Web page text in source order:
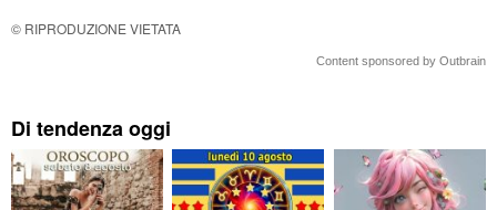
© RIPRODUZIONE VIETATA
Content sponsored by Outbrain
Di tendenza oggi